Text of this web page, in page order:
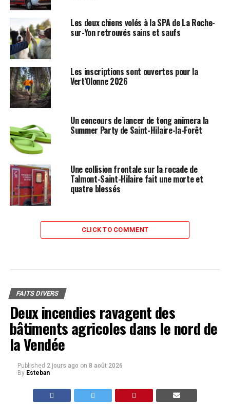
Les deux chiens volés à la SPA de La Roche-
sur-Yon retrouvés sains et saufs
Les inscriptions sont ouvertes pour la
Vert’Olonne 2026
Un concours de lancer de tong animera la
Summer Party de Saint-Hilaire-la-Forêt
Une collision frontale sur la rocade de
Talmont-Saint-Hilaire fait une morte et
quatre blessés
CLICK TO COMMENT
FAITS DIVERS
Deux incendies ravagent des
bâtiments agricoles dans le nord de
la Vendée
Published 2 jours ago on 8 août 2026
By Esteban